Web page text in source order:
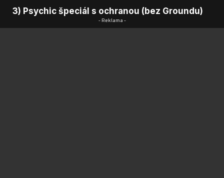
3) Psychic špeciál s ochranou (bez Groundu)
- Reklama -